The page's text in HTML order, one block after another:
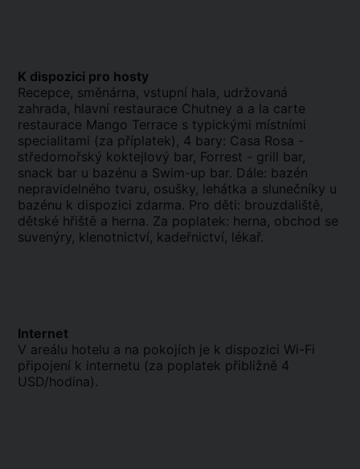
K dispozici pro hosty
Recepce, směnárna, vstupní hala, udržovaná
zahrada, hlavní restaurace Chutney a a la carte
restaurace Mango Terrace s typickými místními
specialitami (za příplatek), 4 bary: Casa Rosa -
středomořský koktejlový bar, Forrest - grill bar,
snack bar u bazénu a Swim-up bar. Dále: bazén
nepravidelného tvaru, osušky, lehátka a slunečníky u
bazénu k dispozici zdarma. Pro děti: brouzdaliště,
dětské hřiště a herna. Za poplatek: herna, obchod se
suvenýry, klenotnictví, kadeřnictví, lékař.
Internet
V areálu hotelu a na pokojích je k dispozici Wi-Fi
připojení k internetu (za poplatek přibližně 4
USD/hodina).